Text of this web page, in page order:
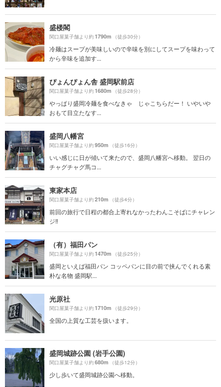
盛楼閣
関口屋菓子舗より約1790m （徒歩30分）
冷麺はスープが美味しいので辛味を別にしてスープを味わって
から辛味を追加す...
ぴょんぴょん舎 盛岡駅前店
関口屋菓子舗より約1680m （徒歩28分）
やっぱり盛岡冷麺を食べなきゃ じゃこちらだー！ いやいや
おもて目立たなす...
盛岡八幡宮
関口屋菓子舗より約950m （徒歩16分）
いい感じに日が傾いて来たので、盛岡八幡宮へ移動。 翌日の
チャグチャグ馬コ...
東家本店
関口屋菓子舗より約210m （徒歩4分）
前回の旅行で日程の都合上寄れなかったわんこそばにチャレン
ジ‼️
（有）福田パン
関口屋菓子舗より約1470m （徒歩25分）
盛岡といえば福田パン コッペパンに目の前で挟んでくれる素
朴な名物 盛岡駅...
光原社
関口屋菓子舗より約1710m （徒歩29分）
全国の上質な工芸を扱います。
盛岡城跡公園 (岩手公園)
関口屋菓子舗より約680m （徒歩12分）
少し歩いて盛岡城跡公園へ移動。